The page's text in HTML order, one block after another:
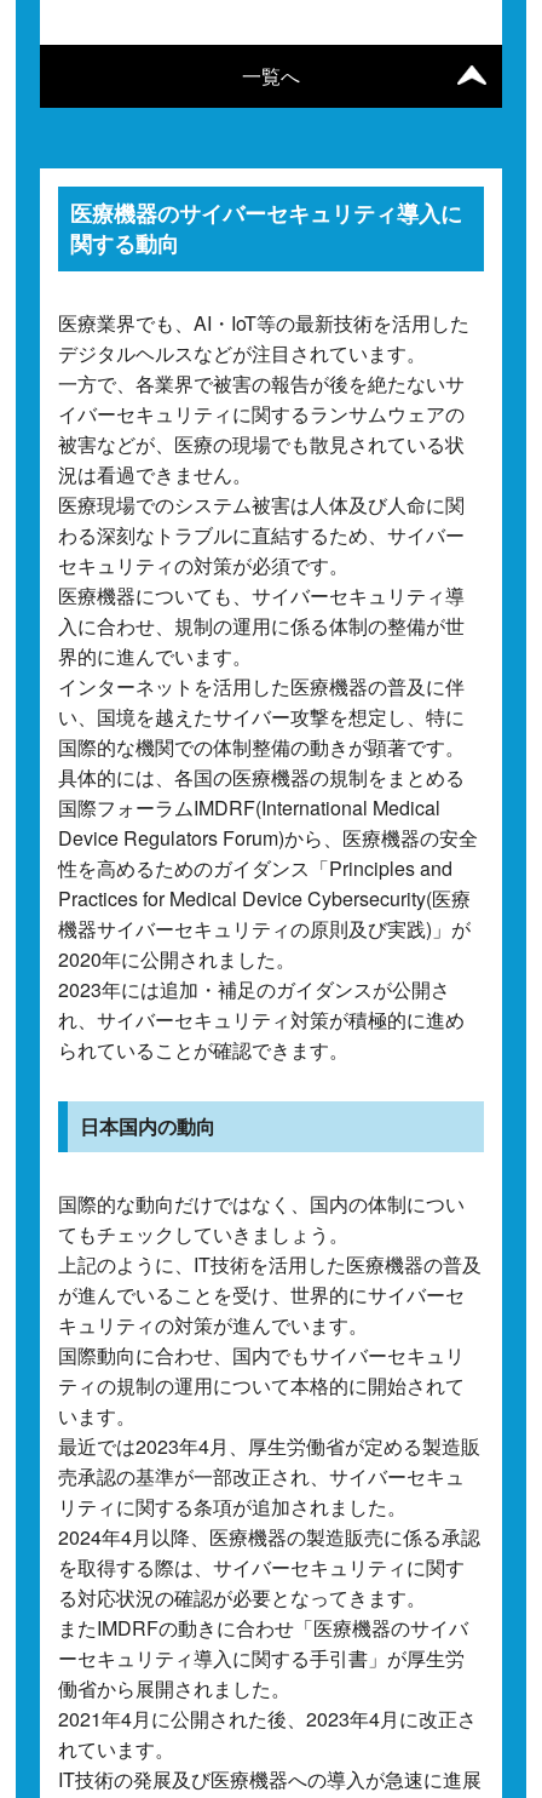
一覧へ
医療機器のサイバーセキュリティ導入に
関する動向
医療業界でも、AI・IoT等の最新技術を活用した
デジタルヘルスなどが注目されています。
一方で、各業界で被害の報告が後を絶たないサ
イバーセキュリティに関するランサムウェアの
被害などが、医療の現場でも散見されている状
況は看過できません。
医療現場でのシステム被害は人体及び人命に関
わる深刻なトラブルに直結するため、サイバー
セキュリティの対策が必須です。
医療機器についても、サイバーセキュリティ導
入に合わせ、規制の運用に係る体制の整備が世
界的に進んでいます。
インターネットを活用した医療機器の普及に伴
い、国境を越えたサイバー攻撃を想定し、特に
国際的な機関での体制整備の動きが顕著です。
具体的には、各国の医療機器の規制をまとめる
国際フォーラムIMDRF(International Medical
Device Regulators Forum)から、医療機器の安全
性を高めるためのガイダンス「Principles and
Practices for Medical Device Cybersecurity(医療
機器サイバーセキュリティの原則及び実践)」が
2020年に公開されました。
2023年には追加・補足のガイダンスが公開さ
れ、サイバーセキュリティ対策が積極的に進め
られていることが確認できます。
日本国内の動向
国際的な動向だけではなく、国内の体制につい
てもチェックしていきましょう。
上記のように、IT技術を活用した医療機器の普及
が進んでいることを受け、世界的にサイバーセ
キュリティの対策が進んでいます。
国際動向に合わせ、国内でもサイバーセキュリ
ティの規制の運用について本格的に開始されて
います。
最近では2023年4月、厚生労働省が定める製造販
売承認の基準が一部改正され、サイバーセキュ
リティに関する条項が追加されました。
2024年4月以降、医療機器の製造販売に係る承認
を取得する際は、サイバーセキュリティに関す
る対応状況の確認が必要となってきます。
またIMDRFの動きに合わせ「医療機器のサイバ
ーセキュリティ導入に関する手引書」が厚生労
働省から展開されました。
2021年4月に公開された後、2023年4月に改正さ
れています。
IT技術の発展及び医療機器への導入が急速に進展